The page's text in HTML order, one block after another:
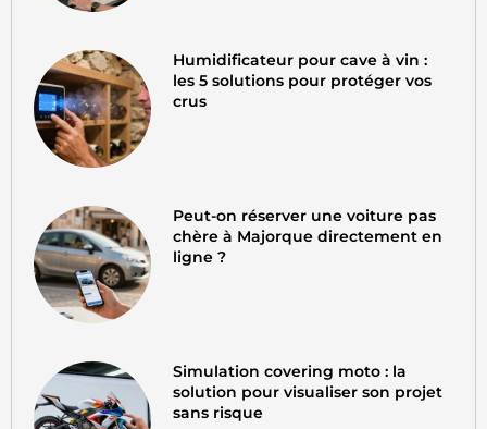
Humidificateur pour cave à vin :
les 5 solutions pour protéger vos
crus
Peut-on réserver une voiture pas
chère à Majorque directement en
ligne ?
Simulation covering moto : la
solution pour visualiser son projet
sans risque